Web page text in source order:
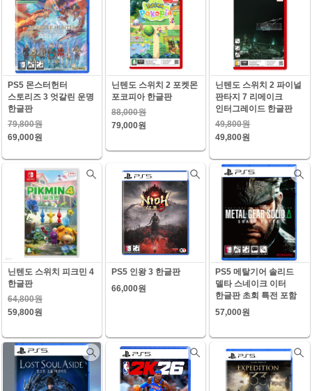
PS5 몬스터헌터
스토리즈 3 엇갈린 운명
한글판
79,800원
69,000원
닌텐도 스위치 2 포켓몬
포코피아 한글판
88,000원
79,000원
닌텐도 스위치 2 파이널
판타지 7 리메이크
인터그레이드 한글판
49,800원
49,800원
닌텐도 스위치 피크민 4
한글판
64,800원
59,800원
PS5 인왕 3 한글판
66,000원
PS5 메탈기어 솔리드
델타 스네이크 이터
한글판 초회 특전 포함
57,000원